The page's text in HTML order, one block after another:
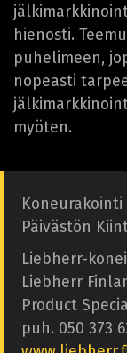
hienosti.
puhelimeen,
nopeasti
myöten.
Koneurakointi
Päivästön
Liebherr-
Liebherr
Product
puh. 050 373